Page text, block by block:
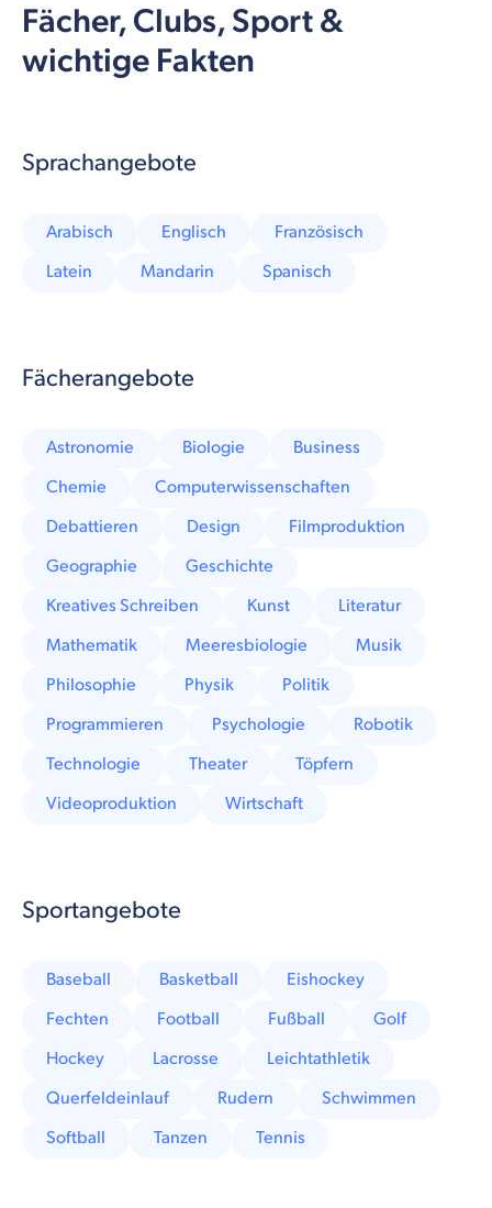
Fächer, Clubs, Sport &
wichtige Fakten
Sprachangebote
Arabisch Englisch
Französisch
Latein
Mandarin Spanisch
Fächerangebote
Astronomie Biologie
Business
Chemie
Computerwissenschaften
Debattieren
Design
Filmproduktion
Geographie
Geschichte
Kreatives Schreiben
Kunst
Literatur
Mathematik
Meeresbiologie
Musik
Philosophie
Physik
Politik
Programmieren
Psychologie
Robotik
Technologie
Theater
Töpfern
Videoproduktion
Wirtschaft
Sportangebote
Baseball Basketball
Eishockey
Fechten
Football Fußball
Golf
Hockey
Lacrosse
Leichtathletik
Querfeldeinlauf
Rudern
Schwimmen
Softball
Tanzen Tennis